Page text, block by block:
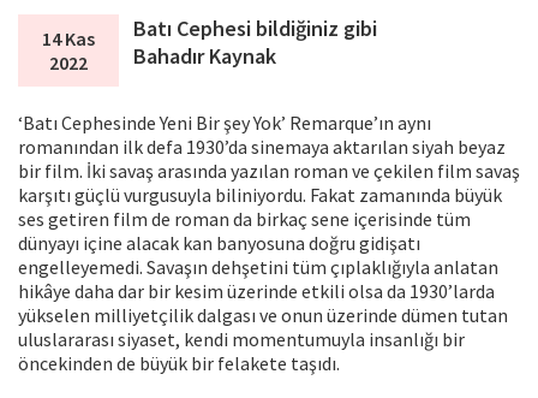
14 Kas
2022
Batı Cephesi bildiğiniz gibi
Bahadır Kaynak
‘Batı Cephesinde Yeni Bir şey Yok’ Remarque’ın aynı
romanından ilk defa 1930’da sinemaya aktarılan siyah beyaz
bir film. İki savaş arasında yazılan roman ve çekilen film savaş
karşıtı güçlü vurgusuyla biliniyordu. Fakat zamanında büyük
ses getiren film de roman da birkaç sene içerisinde tüm
dünyayı içine alacak kan banyosuna doğru gidişatı
engelleyemedi. Savaşın dehşetini tüm çıplaklığıyla anlatan
hikâye daha dar bir kesim üzerinde etkili olsa da 1930’larda
yükselen milliyetçilik dalgası ve onun üzerinde dümen tutan
uluslararası siyaset, kendi momentumuyla insanlığı bir
öncekinden de büyük bir felakete taşıdı.